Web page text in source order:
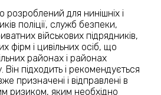
розроблений для нинішніх і
поліції, служб безпеки,
військових підрядників,
фірм і цивільних осіб, що
районах і районах
підходить і рекомендується
призначені і відправлені в
ризиком, яким необхідно